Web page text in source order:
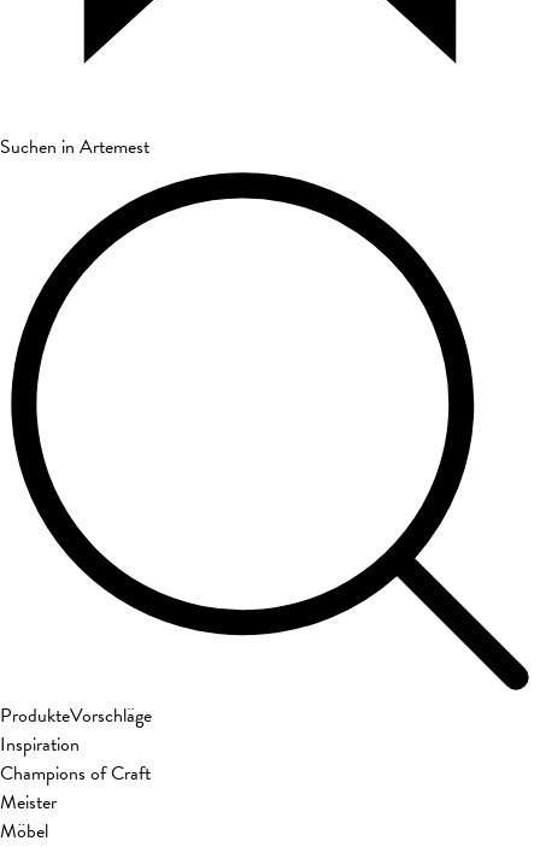
Suchen in Artemest
ProdukteVorschläge
Inspiration
Champions of Craft
Meister
Möbel